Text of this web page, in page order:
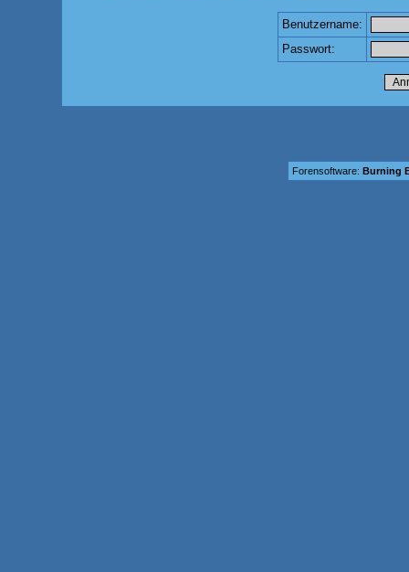
Benutzername:
Passwort:
Forensoftware: Burning